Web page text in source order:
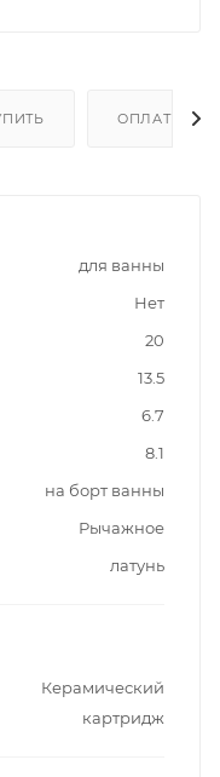
ОПЛАТА
для ванны
Нет
20
13.5
6.7
8.1
на борт ванны
Рычажное
латунь
Керамический
картридж